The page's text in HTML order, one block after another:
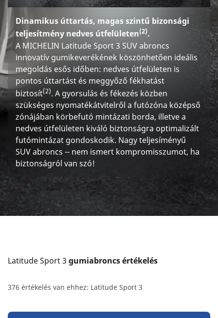
Dinamikus úttartás, magas szintű bizonsági
teljesítmény nedves útfelületen(2).
A MICHELIN Latitude Sport 3 SUV abroncs
innovatív gumikeverékének köszönhetően ideális
megoldás esős időben: nedves útfelületen is
pontos úttartást és meggyőző fékhatást
biztosít(2). A gyorsulás és fékezés közben
szükséges nyomatékátvitelről a futózóna középső
zónájában körbefutó mintázati borda, illetve a
nedves útfelületen kiváló biztonságra optimalizált
futómintázat gondoskodik. Nagy teljesíményű
SUV abroncs -- nem ismert kompromisszumot, ha
biztonságról van szó!
Latitude Sport 3 gumiabroncs értékelés
376 értékelés van ehhez: Latitude Sport 3